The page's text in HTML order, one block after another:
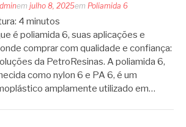
em julho 8, 2025em Poliamida 6
4 minutos
é poliamida 6, suas aplicações e
comprar com qualidade e confiança:
da PetroResinas. A poliamida 6,
como nylon 6 e PA 6, é um
amplamente utilizado em…